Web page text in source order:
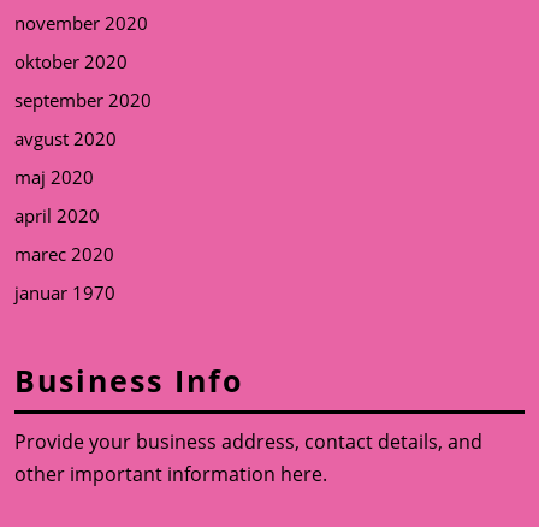
november 2020
oktober 2020
september 2020
avgust 2020
maj 2020
april 2020
marec 2020
januar 1970
Business Info
Provide your business address, contact details, and
other important information here.